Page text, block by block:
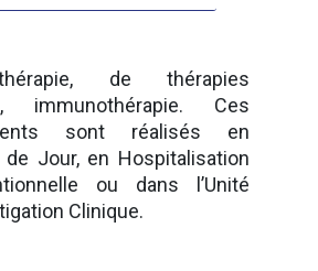
de thérapies
immunothérapie. Ces
sont réalisés en
de Jour, en Hospitalisation
ou dans l’Unité
Clinique.